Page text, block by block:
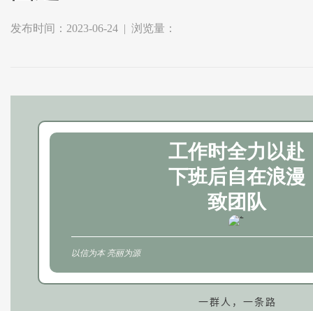
发布时间：2023-06-24 | 浏览量：
工作时全力以赴
下班后自在浪漫
致团队
以信为本 亮丽为源
一群人，一条路